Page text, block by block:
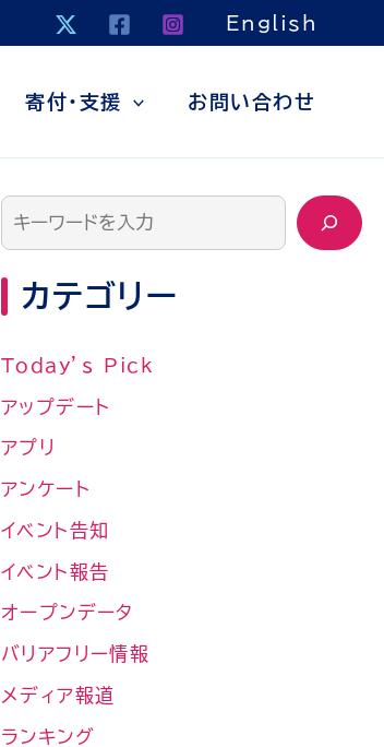
English
寄付・支援 お問い合わせ
カテゴリー
Today’s Pick
アップデート
アプリ
アンケート
イベント告知
イベント報告
オープンデータ
バリアフリー情報
メディア報道
ランキング